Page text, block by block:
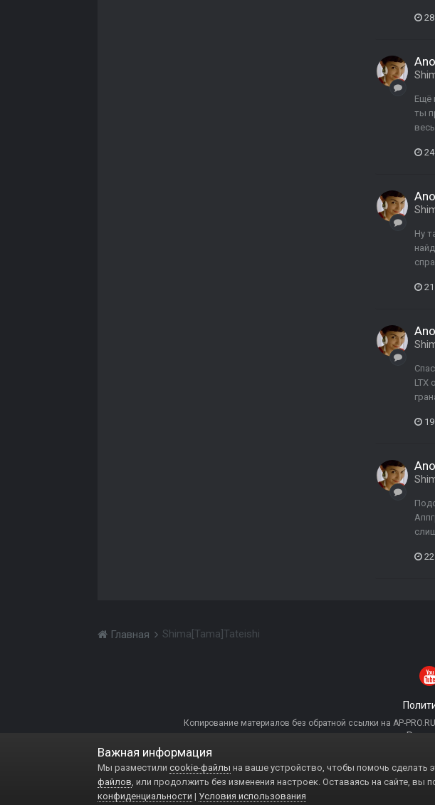
Ещё
ты
Ну
LTX
Главная Shima[Tama]Tateishi
Копирование материалов без обратной ссылки на AP-
Важная информация
Мы разместили cookie-файлы на ваше устройство, чтобы помочь сделать
файлов, или продолжить без изменения настроек. Оставаясь на сайте, вы
конфиденциальности | Условия использования